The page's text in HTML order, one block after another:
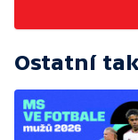
Ostatní